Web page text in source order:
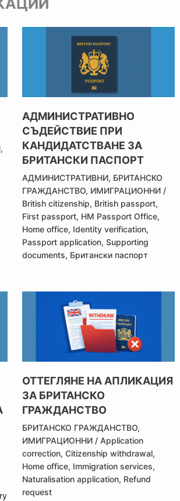
,
АДМИНИСТРАТИВНО
СЪДЕЙСТВИЕ ПРИ
КАНДИДАТСТВАНЕ ЗА
БРИТАНСКИ ПАСПОРТ
АДМИНИСТРАТИВНИ, БРИТАНСКО
ГРАЖДАНСТВО, ИМИГРАЦИОННИ /
British citizenship, British passport,
First passport, HM Passport Office,
Home office, Identity verification,
Passport application,Supporting
documents, Британски паспорт
ОТТЕГЛЯНЕ НА АПЛИКАЦИЯ
ЗА БРИТАНСКО
ГРАЖДАНСТВО
БРИТАНСКО ГРАЖДАНСТВО,
ИМИГРАЦИОННИ /Application
correction,Citizenship withdrawal,
Home office, Immigration services,
Naturalisation application, Refund
request